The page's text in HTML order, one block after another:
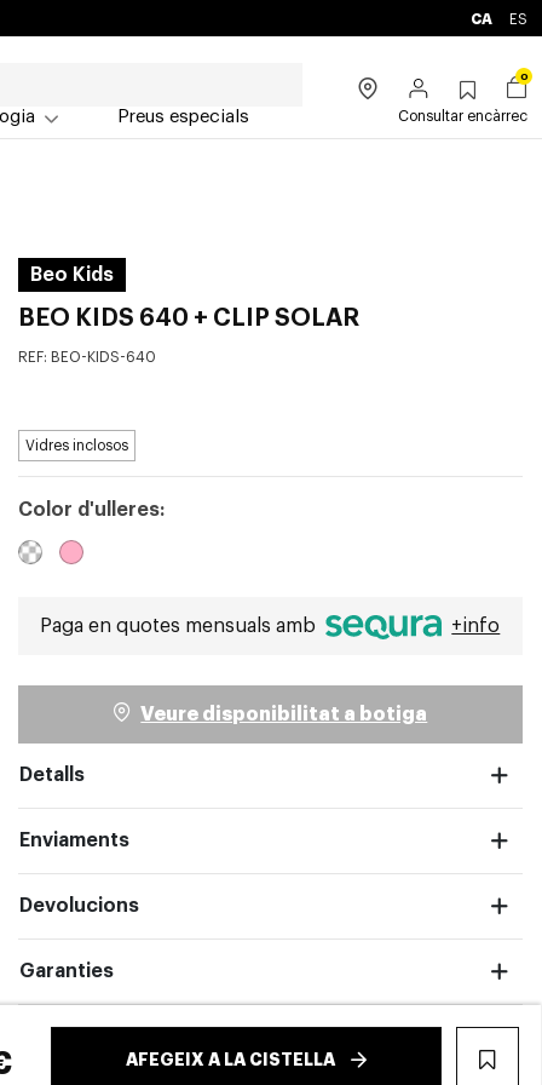
CA ES
Preus especials
0
Consultar encàrrec
completa
Beo Kids
BEO KIDS 640 + CLIP SOLAR
REF: BEO-KIDS-640
Vidres inclosos
Color d'ulleres:
Paga en quotes mensuals amb +info
Veure disponibilitat a botiga
Detalls
Enviaments
Devolucions
Garanties
AFEGEIX A LA CISTELLA